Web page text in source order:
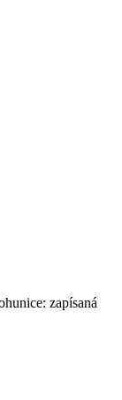
zapísaná